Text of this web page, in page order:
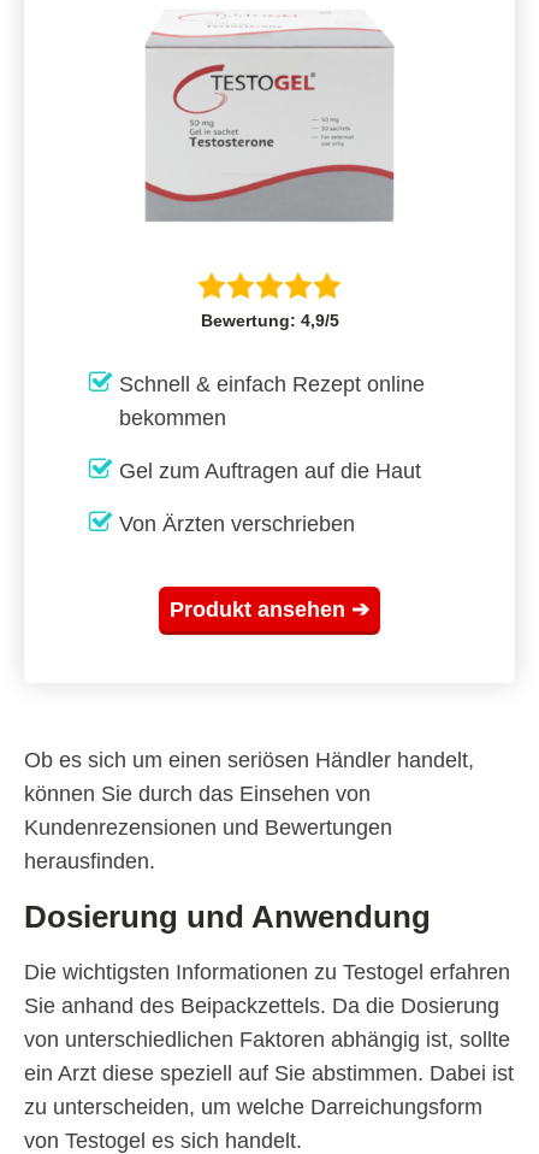
Bewertung: 4,9/5
Schnell & einfach Rezept online
bekommen
Gel zum Auftragen auf die Haut
Von Ärzten verschrieben
Produkt ansehen ➔
Ob es sich um einen seriösen Händler handelt,
können Sie durch das Einsehen von
Kundenrezensionen und Bewertungen
herausfinden.
Dosierung und Anwendung
Die wichtigsten Informationen zu Testogel erfahren
Sie anhand des Beipackzettels. Da die Dosierung
von unterschiedlichen Faktoren abhängig ist, sollte
ein Arzt diese speziell auf Sie abstimmen. Dabei ist
zu unterscheiden, um welche Darreichungsform
von Testogel es sich handelt.